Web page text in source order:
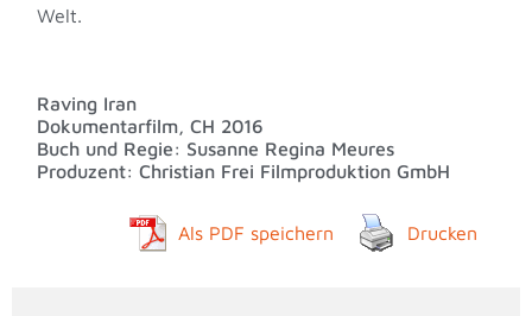
Welt.
Raving Iran
Dokumentarfilm, CH 2016
Buch und Regie: Susanne Regina Meures
Produzent: Christian Frei Filmproduktion GmbH
Als PDF speichern Drucken